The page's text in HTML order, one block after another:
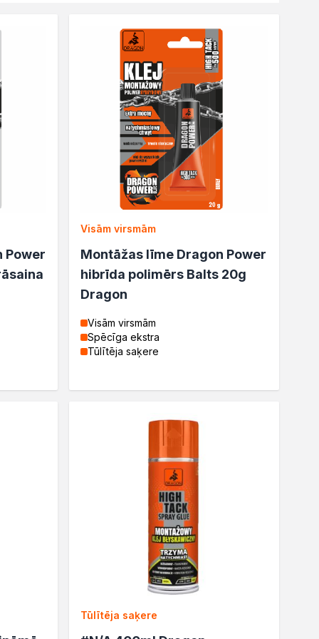
Power
Visām virsmām
Montāžas līme Dragon Power
hibrīda polimērs Balts 20g
Dragon
Visām virsmām
Spēcīga ekstra
Tūlītēja saķere
Tūlītēja saķere